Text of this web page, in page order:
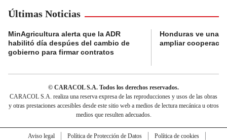
Últimas Noticias
MinAgricultura alerta que la ADR
habilitó día despúes del cambio de
gobierno para firmar contratos
Honduras ve una
ampliar
© CARACOL S.A. Todos los derechos reservados.
CARACOL S.A. realiza una reserva expresa de las reproducciones y usos de las obras
y otras prestaciones accesibles desde este sitio web a medios de lectura mecánica u otros
medios que resulten adecuados.
Aviso legal Política de Protección de Datos
Política de cookies